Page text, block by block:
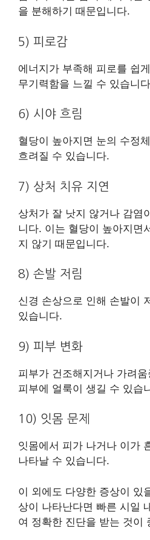
을 분해하기 때문입니다.
5) 피로감
에너지가 부족해 피로를 쉽
무기력함을 느낄 수 있습니
6) 시야 흐림
혈당이 높아지면 눈의 수정
흐려질 수 있습니다.
7) 상처 치유 지연
상처가 잘 낫지 않거나 감염
니다. 이는 혈당이 높아지면
지 않기 때문입니다.
8) 손발 저림
신경 손상으로 인해 손발이
있습니다.
9) 피부 변화
피부가 건조해지거나 가려
피부에 얼룩이 생길 수 있습
10) 잇몸 문제
잇몸에서 피가 나거나 이가
나타날 수 있습니다.
이 외에도 다양한 증상이 있
상이 나타난다면 빠른 시일
여 정확한 진단을 받는 것이